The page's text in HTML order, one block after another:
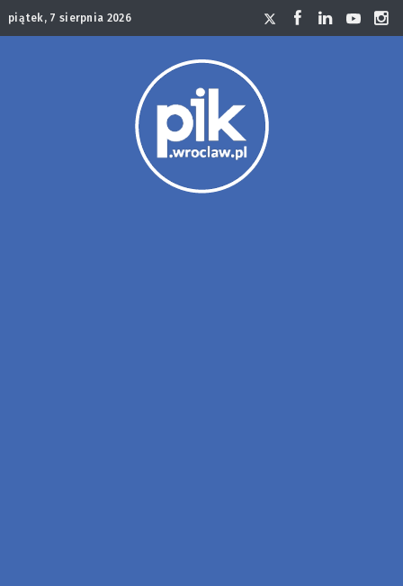
piątek, 7 sierpnia 2026